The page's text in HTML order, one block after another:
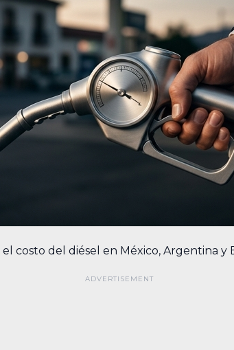
el costo del diésel en México, Argentina y